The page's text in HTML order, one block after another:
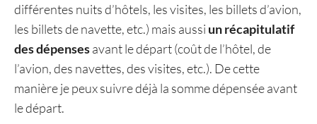
différentes nuits d’hôtels, les visites, les billets d’avion,
les billets de navette, etc.) mais aussi un récapitulatif
des dépensesavant le départ (coût de l’hôtel, de
l’avion, des navettes, des visites, etc.). De cette
manière je peux suivre déjà la somme dépensée avant
le départ.